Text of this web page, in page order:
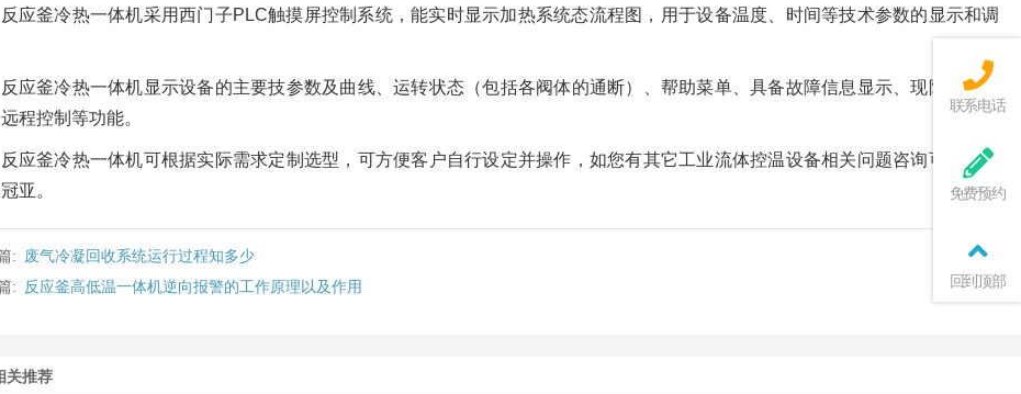
反应釜冷热一体机采用西门子PLC触摸屏控制系统，能实时显示加热系统态流程图，用于设备温度、时间等技术参数的显示和调
反应釜冷热一体机显示设备的主要技参数及曲线、运转状态（包括各阀体的通断）、帮助菜单、具备故障信息显示、现阶段性控
程控制等功能。
反应釜冷热一体机可根据实际需求定制选型，可方便客户自行设定并操作，如您有其它工业流体控温设备相关问题咨询可以联系
亚。
:
废气冷凝回收系统运行过程知多少
:
反应釜高低温一体机逆向报警的工作原理以及作用
关推荐
联系电话
免费预约
回到顶部